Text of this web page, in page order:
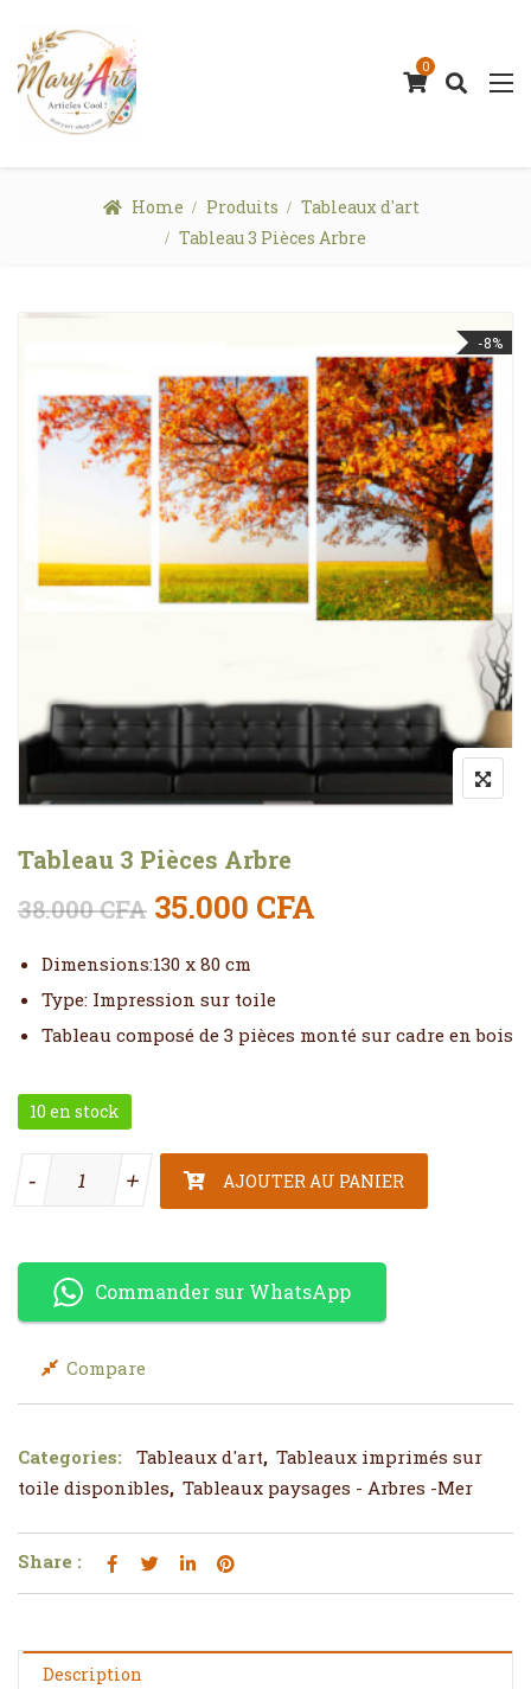
0
Home Produits
Tableaux d'art
Tableau 3 Pièces Arbre
-8%
Tableau 3 Pièces Arbre
38.000CFA Le prix initial était :
35.000 CFA
Dimensions:130 x 80 cm
Type: Impression sur toile
Tableau composé de 3 pièces monté sur cadre en bois
10 en stock
quantité de Tableau 3 Pièces Arbre
+
- +
- AJOUTER AU PANIER
Commander sur WhatsApp
Compare
Categories: Tableaux d'art, Tableaux imprimés sur
toile disponibles, Tableaux paysages - Arbres -Mer
Share :
Description